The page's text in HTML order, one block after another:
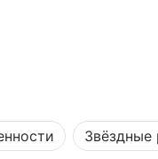
Звёздные